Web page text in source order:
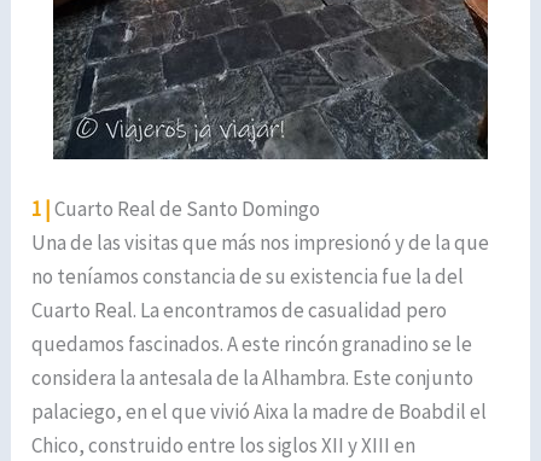
1 |Cuarto Real de Santo Domingo
Una de las visitas que más nos impresionó y de la que
no teníamos constancia de su existencia fue la del
Cuarto Real. La encontramos de casualidad pero
quedamos fascinados. A este rincón granadino se le
considera la antesala de la Alhambra. Este conjunto
palaciego, en el que vivió Aixa la madre de Boabdil el
Chico, construido entre los siglos XII y XIII en